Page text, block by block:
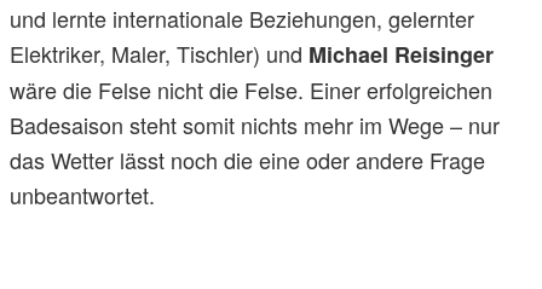
und lernte internationale Beziehungen, gelernter
Elektriker, Maler, Tischler) und Michael Reisinger
wäre die Felse nicht die Felse. Einer erfolgreichen
Badesaison steht somit nichts mehr im Wege – nur
das Wetter lässt noch die eine oder andere Frage
unbeantwortet.